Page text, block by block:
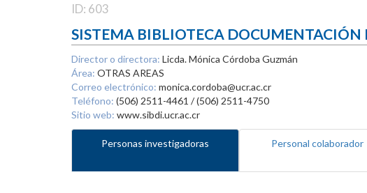
ID: 603
SISTEMA BIBLIOTECA DOCUMENTACIÓN
Director o directora: Licda. Mónica Córdoba Guzmán
Área: OTRAS AREAS
Correo electrónico: monica.cordoba@ucr.ac.cr
Teléfono: (506) 2511-4461 / (506) 2511-4750
Sitio web: www.sibdi.ucr.ac.cr
Personas investigadoras Personal colaborador